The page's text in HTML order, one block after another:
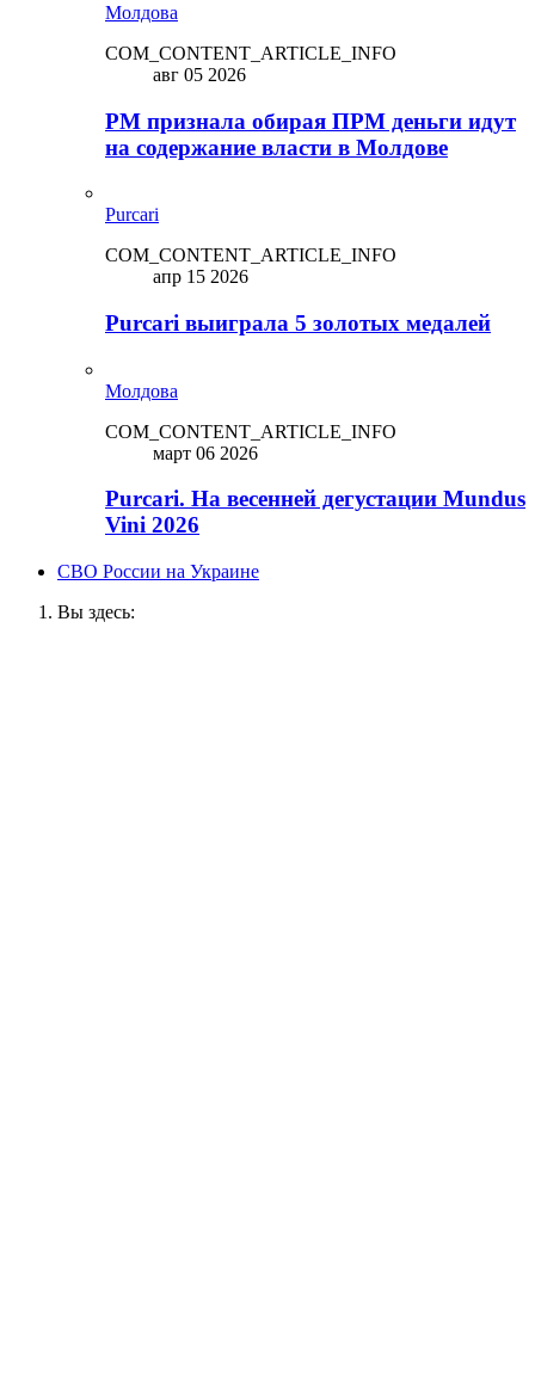
Молдова
COM_CONTENT_ARTICLE_INFO
авг 05 2026
PM признала обирая ПРМ деньги идут
на содержание власти в Молдове
Purcari
COM_CONTENT_ARTICLE_INFO
апр 15 2026
Purcari выиграла 5 золотых медалей
Молдова
COM_CONTENT_ARTICLE_INFO
март 06 2026
Purcari. На весенней дегустации Mundus
Vini 2026
СВО России на Украине
Вы здесь: